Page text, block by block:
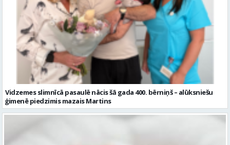
Vidzemes slimnīcā pasaulē nācis šā gada 400. bērniņš – alūksniešu
ģimenē piedzimis mazais Martins